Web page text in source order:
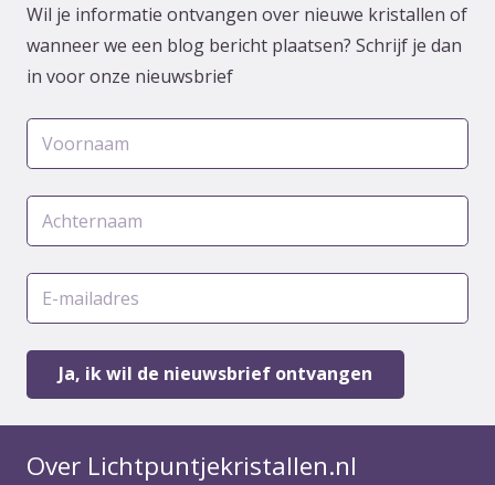
Wil je informatie ontvangen over nieuwe kristallen of
wanneer we een blog bericht plaatsen? Schrijf je dan
in voor onze nieuwsbrief
Over Lichtpuntjekristallen.nl